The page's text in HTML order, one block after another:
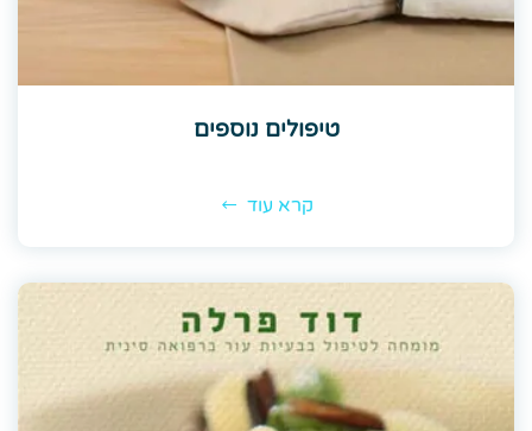
טיפולים נוספים
קרא עוד